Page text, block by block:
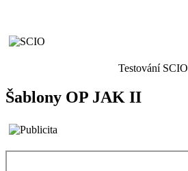
Testování SCIO
Šablony OP JAK II